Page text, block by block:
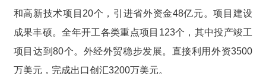
和高新技术项目20个，引进省外资金48亿元。项目建设
成果丰硕。全年开工各类重点项目123个，其中投产竣工
项目达到80个。外经外贸稳步发展。直接利用外资3500
万美元，完成出口创汇3200万美元。